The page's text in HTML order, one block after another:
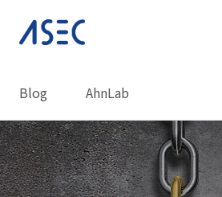
Blog AhnLab